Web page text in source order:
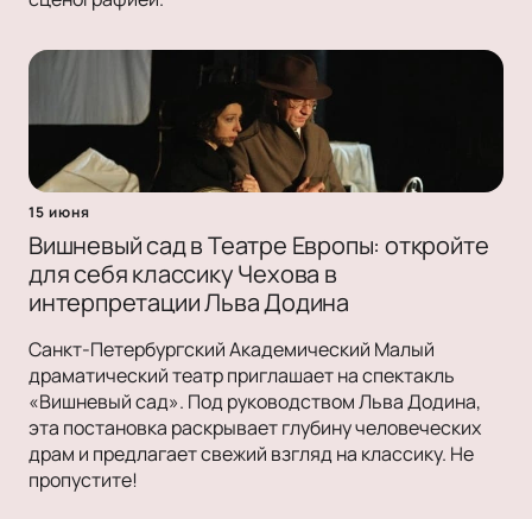
15 июня
Вишневый сад в Театре Европы: откройте
для себя классику Чехова в
интерпретации Льва Додина
Санкт-Петербургский Академический Малый
драматический театр приглашает на спектакль
«Вишневый сад». Под руководством Льва Додина,
эта постановка раскрывает глубину человеческих
драм и предлагает свежий взгляд на классику. Не
пропустите!